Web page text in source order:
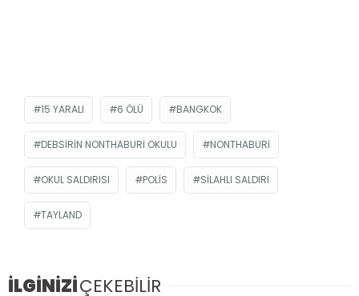
15 YARALI 6 ÖLÜ BANGKOK
DEBSIRIN NONTHABURI OKULU NONTHABURI
OKUL SALDIRISI POLIS SILAHLI SALDIRI
TAYLAND
İLGİNİZİÇEKEBİLİR